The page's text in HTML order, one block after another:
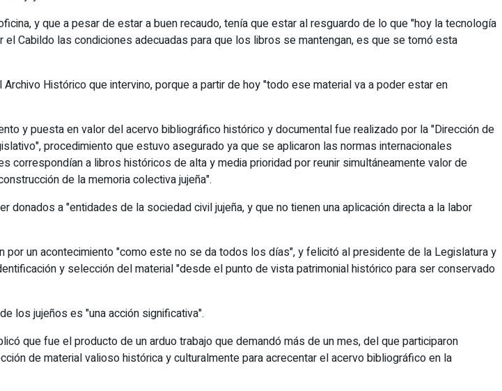
y que a pesar de estar a buen recaudo, tenía que estar al resguardo de lo que "hoy la tecnología
Cabildo las condiciones adecuadas para que los libros se mantengan, es que se tomó esta
Histórico que intervino, porque a partir de hoy "todo ese material va a poder estar en
y puesta en valor del acervo bibliográfico histórico y documental fue realizado por la "Dirección de
procedimiento que estuvo asegurado ya que se aplicaron las normas internacionales
a libros históricos de alta y media prioridad por reunir simultáneamente valor de
de la memoria colectiva jujeña".
a "entidades de la sociedad civil jujeña, y que no tienen una aplicación directa a la labor
un acontecimiento "como este no se da todos los días", y felicitó al presidente de la Legislatura y
y selección del material "desde el punto de vista patrimonial histórico para ser conservado
los jujeños es "una acción significativa".
que fue el producto de un arduo trabajo que demandó más de un mes, del que participaron
de material valioso histórica y culturalmente para acrecentar el acervo bibliográfico en la